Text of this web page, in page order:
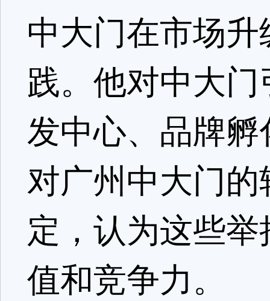
中大门在市场
践。他对中大
发中心、品牌
对广州中大门
定，认为这些
值和竞争力。